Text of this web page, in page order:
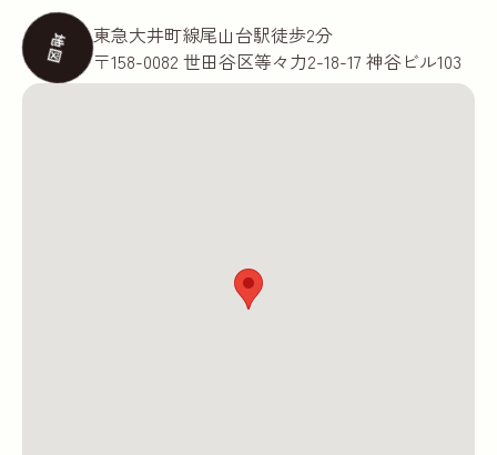
地図
東急大井町線尾山台駅徒歩2分
〒158-0082 世田谷区等々力2-18-17 神谷ビル103